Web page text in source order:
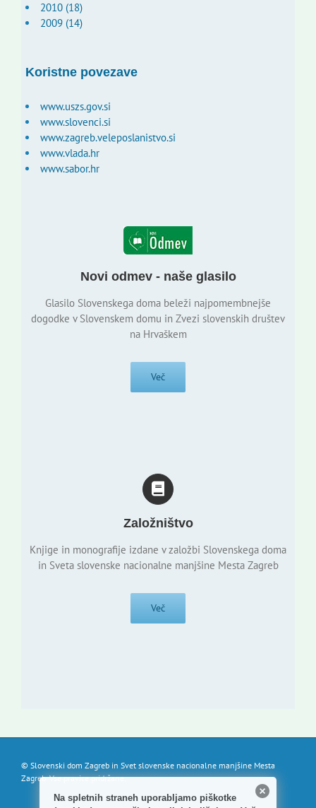
2010 (18)
2009 (14)
Koristne povezave
www.uszs.gov.si
www.slovenci.si
www.zagreb.veleposlanistvo.si
www.vlada.hr
www.sabor.hr
Novi odmev - naše glasilo
Glasilo Slovenskega doma beleži najpomembnejše
dogodke v Slovenskem domu in Zvezi slovenskih društev
na Hrvaškem
Več
Založništvo
Knjige in monografije izdane v založbi Slovenskega doma
in Sveta slovenske nacionalne manjšine Mesta Zagreb
Več
© Slovenski dom Zagreb in Svet slovenske nacionalne manjšine Mesta
Zagreb. Vse pravice pridržane.
Na spletnih straneh uporabljamo piškotke